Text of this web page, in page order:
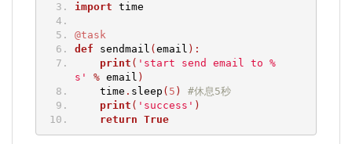
import time
@task
def sendmail ( email ):
print ( 'start send email to %
s'
% email )
time . sleep ( 5 )
#休息5秒
print ( 'success' )
return True